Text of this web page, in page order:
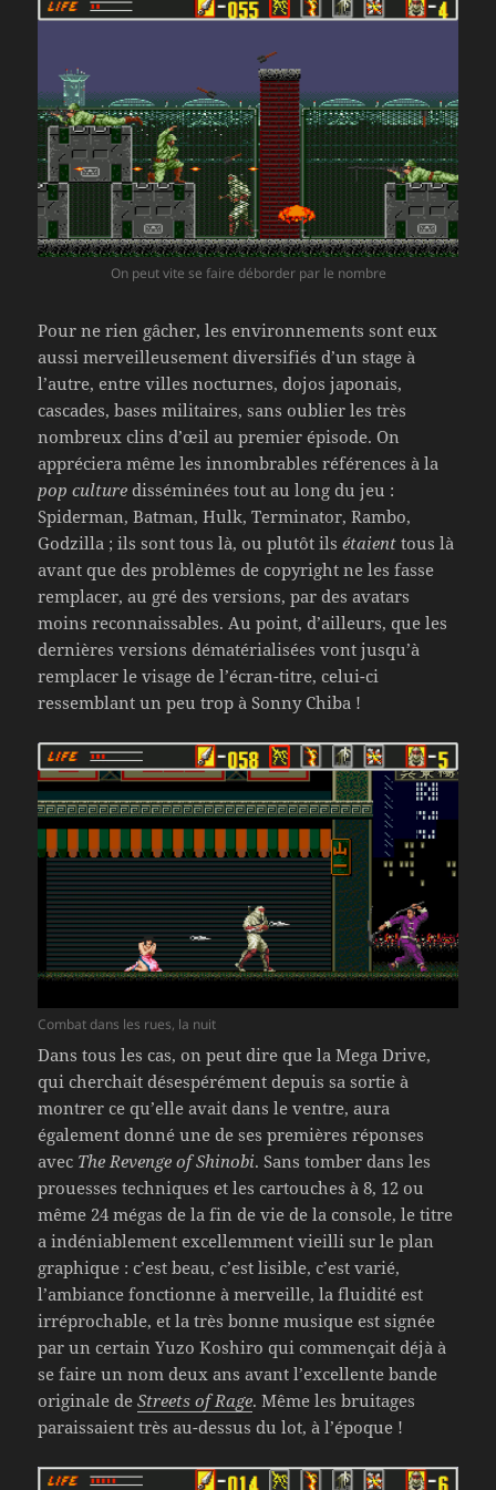
On peut vite se faire déborder par le nombre
Pour ne rien gâcher, les environnements sont eux
aussi merveilleusement diversifiés d’un stage à
l’autre, entre villes nocturnes, dojos japonais,
cascades, bases militaires, sans oublier les très
nombreux clins d’œil au premier épisode. On
appréciera même les innombrables références à la
pop culture disséminées tout au long du jeu :
Spiderman, Batman, Hulk, Terminator, Rambo,
Godzilla ; ils sont tous là, ou plutôt ilsétaient tous là
avant que des problèmes de copyright ne les fasse
remplacer, au gré des versions, par des avatars
moins reconnaissables. Au point, d’ailleurs, que les
dernières versions dématérialisées vont jusqu’à
remplacer le visage de l’écran-titre, celui-ci
ressemblant un peu trop à Sonny Chiba !
Combat dans les rues, la nuit
Dans tous les cas, on peut dire que la Mega Drive,
qui cherchait désespérément depuis sa sortie à
montrer ce qu’elle avait dans le ventre, aura
également donné une de ses premières réponses
avec The Revenge of Shinobi. Sans tomber dans les
prouesses techniques et les cartouches à 8, 12 ou
même 24 mégas de la fin de vie de la console, le titre
a indéniablement excellemment vieilli sur le plan
graphique : c’est beau, c’est lisible, c’est varié,
l’ambiance fonctionne à merveille, la fluidité est
irréprochable, et la très bonne musique est signée
par un certain Yuzo Koshiro qui commençait déjà à
se faire un nom deux ans avant l’excellente bande
originale deStreets of Rage. Même les bruitages
paraissaient très au-dessus du lot, à l’époque !